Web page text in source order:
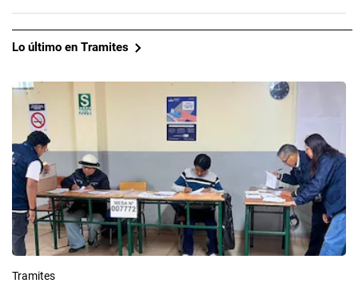
Lo último en Tramites
Tramites